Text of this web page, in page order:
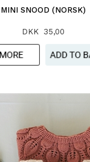
MINI SNOOD (NORSK)
DKK 35,00